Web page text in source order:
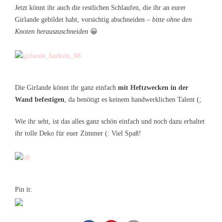
Jetzt könnt ihr auch die restlichen Schlaufen, die ihr an eurer
Girlande gebildet habt, vorsichtig abschneiden – bitte ohne den
Knoten herauszuschneiden 😀
Die Girlande könnt ihr ganz einfach mit Heftzwecken in der
Wand befestigen, da benötigt es keinem handwerklichen Talent (;
Wie ihr seht, ist das alles ganz schön einfach und noch dazu erhaltet
ihr tolle Deko für euer Zimmer (: Viel Spaß!
Pin it: